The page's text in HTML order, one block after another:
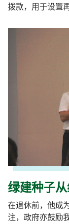
拨款，用于设置
绿建种子
在退休前，他成
注，政府亦鼓励